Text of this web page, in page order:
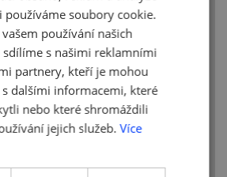
vytváří své vlastní
pečiva. V sortimentu
celozrnné pečivo,
mouku. Pečivo je
o semínka dýňová,
v sortimentu najdete
obsahem vlákniny.
používáme soubory cookie.
používání našich
sdílíme s našimi reklamními
partnery, kteří je mohou
dalšími informacemi, které
nebo které shromáždili
jejich služeb. Více